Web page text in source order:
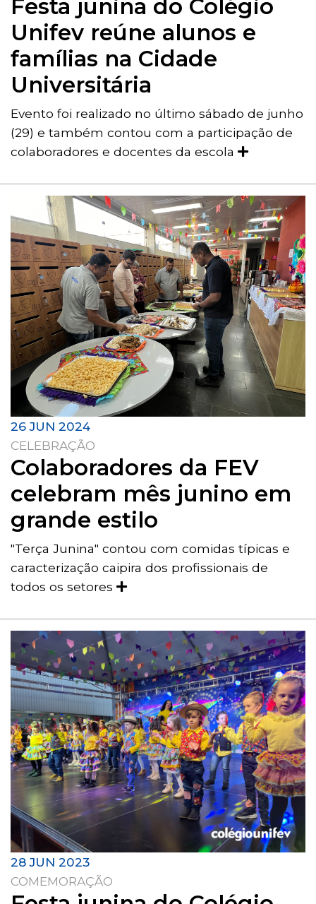
Festa junina do Colégio
Unifev reúne alunos e
famílias na Cidade
Universitária
Evento foi realizado no último sábado de junho
(29) e também contou com a participação de
colaboradores e docentes da escola
26 JUN 2024
CELEBRAÇÃO
Colaboradores da FEV
celebram mês junino em
grande estilo
"Terça Junina" contou com comidas típicas e
caracterização caipira dos profissionais de
todos os setores
28 JUN 2023
COMEMORAÇÃO